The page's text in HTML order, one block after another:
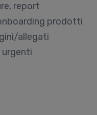
report
prodotti
allegati
urgenti